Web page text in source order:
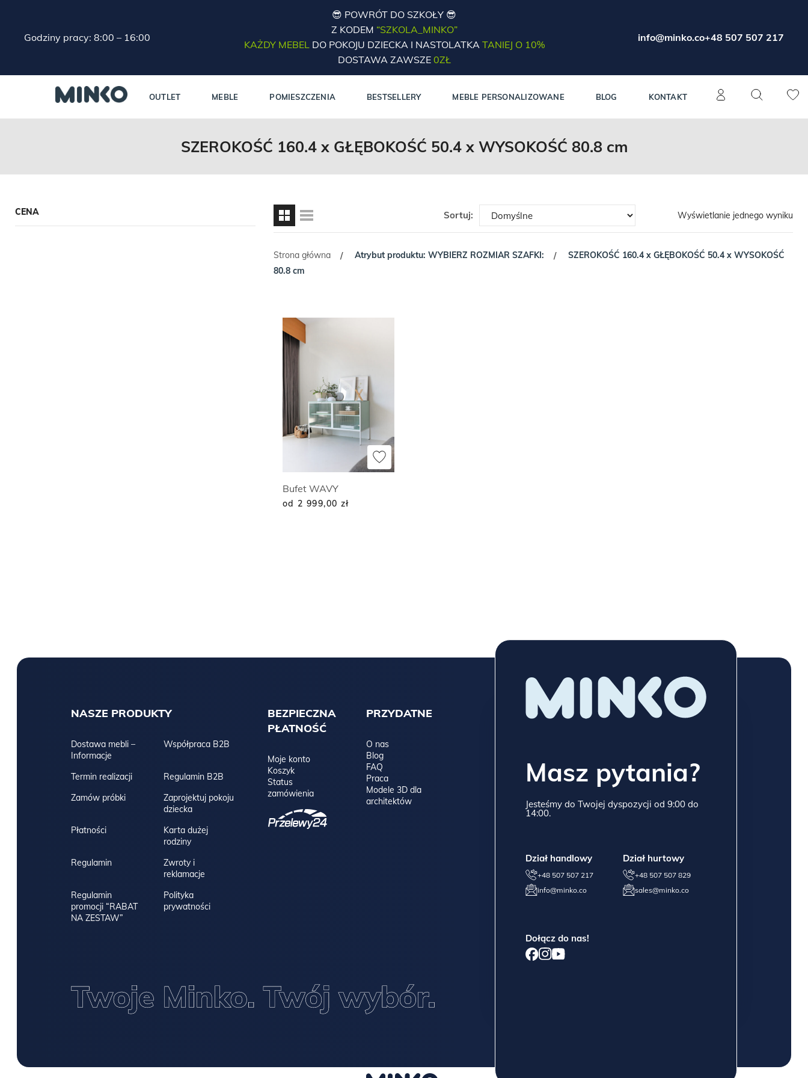
Godziny pracy: 8:00 – 16:00
😎 POWRÓT DO SZKOŁY 😎
Z KODEM “SZKOLA_MINKO”
KAŻDY MEBELDO POKOJU DZIECKA I NASTOLATKATANIEJ O 10%
DOSTAWA ZAWSZE 0ZŁ
info@minko.co+48 507 507 217
OUTLET MEBLE POMIESZCZENIA BESTSELLERY MEBLE PERSONALIZOWANE BLOG KONTAKT
SZEROKOŚĆ 160.4 x GŁĘBOKOŚĆ 50.4 x WYSOKOŚĆ 80.8 cm
CENA Sortuj: Wyświetlanie jednego wyniku
Strona główna / Atrybut produktu: WYBIERZ ROZMIAR SZAFKI: /
SZEROKOŚĆ 160.4 x GŁĘBOKOŚĆ 50.4 x WYSOKOŚĆ
80.8 cm
Bufet WAVY
od 2 999,00 zł
NASZE PRODUKTY
Dostawa mebli –
Informacje
Termin realizacji
Zamów próbki
Płatności
Regulamin
Regulamin
promocji “RABAT
NA ZESTAW”
Współpraca B2B
Regulamin B2B
Zaprojektuj pokoju
dziecka
Karta dużej
rodziny
Zwroty i
reklamacje
Polityka
prywatności
BEZPIECZNA
PŁATNOŚĆ
Moje konto
Koszyk
Status
zamówienia
PRZYDATNE
O nas
Blog
FAQ
Praca
Modele 3D dla
architektów
Masz pytania?
Jesteśmy do Twojej dyspozycji od 9:00 do
14:00.
Dział handlowy
+48 507 507 217
info@minko.co
Dział hurtowy
+48 507 507 829
sales@minko.co
Dołącz do nas!